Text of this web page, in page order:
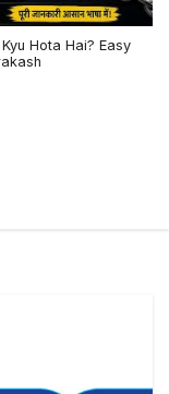
Hota Hai? Easy